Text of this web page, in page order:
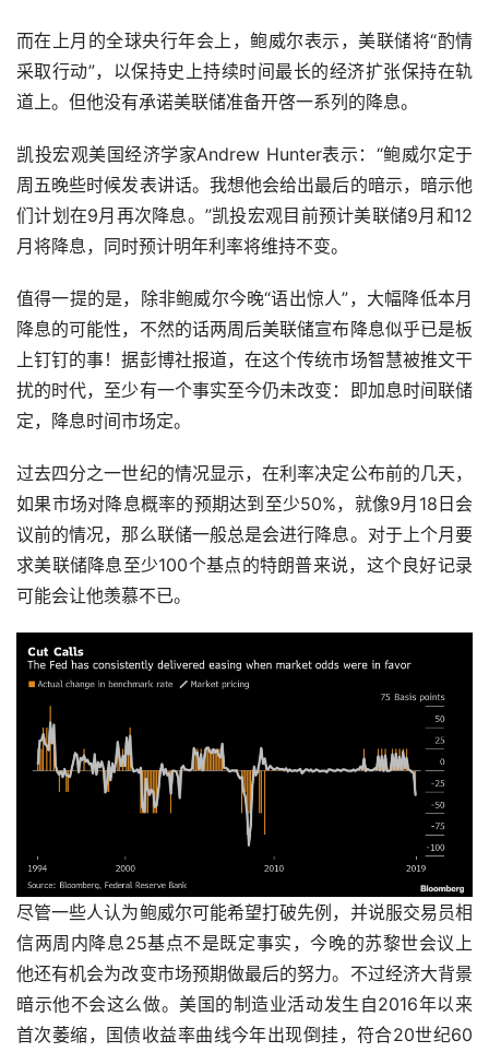
而在上月的全球央行年会上，鲍威尔表示，美联储将“酌情
采取行动”，以保持史上持续时间最长的经济扩张保持在轨
道上。但他没有承诺美联储准备开啓一系列的降息。
凯投宏观美国经济学家Andrew Hunter表示：“鲍威尔定于
周五晚些时候发表讲话。我想他会给出最后的暗示，暗示他
们计划在9月再次降息。”凯投宏观目前预计美联储9月和12
月将降息，同时预计明年利率将维持不变。
值得一提的是，除非鲍威尔今晚“语出惊人”，大幅降低本月
降息的可能性，不然的话两周后美联储宣布降息似乎已是板
上钉钉的事！据彭博社报道，在这个传统市场智慧被推文干
扰的时代，至少有一个事实至今仍未改变：即加息时间联储
定，降息时间市场定。
过去四分之一世纪的情况显示，在利率决定公布前的几天，
如果市场对降息概率的预期达到至少50%，就像9月18日会
议前的情况，那么联储一般总是会进行降息。对于上个月要
求美联储降息至少100个基点的特朗普来说，这个良好记录
可能会让他羡慕不已。
尽管一些人认为鲍威尔可能希望打破先例，并说服交易员相
信两周内降息25基点不是既定事实，今晚的苏黎世会议上
他还有机会为改变市场预期做最后的努力。不过经济大背景
暗示他不会这么做。美国的制造业活动发生自2016年以来
首次萎缩，国债收益率曲线今年出现倒挂，符合20世纪60